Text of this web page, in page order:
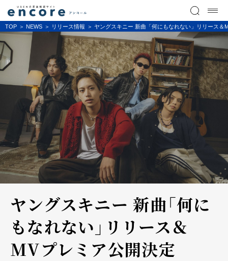
TOP NEWS リリース情報 ヤングスキニー 新曲「何にもなれない」リリース
ヤングスキニー 新曲「何に
もなれない」リリース＆
MVプレミア公開決定